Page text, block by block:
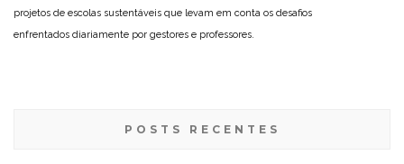
projetos de escolas sustentáveis que levam em conta os desafios
enfrentados diariamente por gestores e professores.
POSTS RECENTES